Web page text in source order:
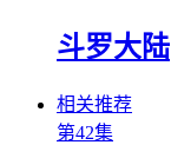
斗罗大陆
相关推荐
第42集